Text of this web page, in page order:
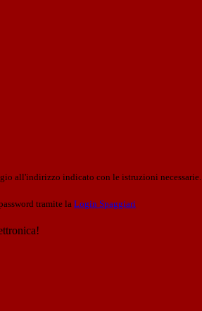
all'indirizzo indicato con le istruzioni necessarie.
tramite la Login Spaggiari